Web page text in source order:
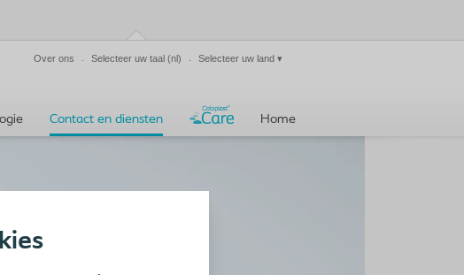
Over ons Selecteer uw taal (nl) Selecteer uw land ▾
Contact en diensten Home